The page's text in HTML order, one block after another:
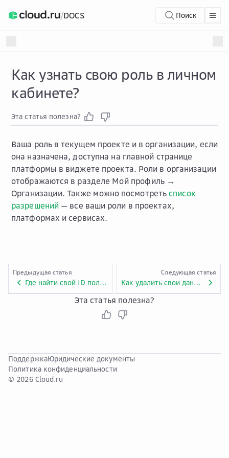
/DOCS Поиск
Как узнать свою роль в личном
кабинете?
Эта статья полезна?
Ваша роль в текущем проекте и в организации, если
она назначена, доступна на главной странице
платформы в виджете проекта. Роли в организации
отображаются в разделе Мой профиль →
Организации. Также можно посмотретьсписок
разрешений — все ваши роли в проектах,
платформах и сервисах.
Предыдущая статья
Где найти свой ID пользователя?
Следующая статья
Как удалить свои данные из Cloud.ru?
Эта статья полезна?
ПоддержкаЮридические документы
Политика конфиденциальности
© 2026 Cloud.ru